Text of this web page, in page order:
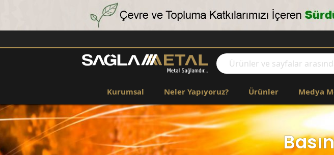
Kurumsal Neler Yapıyoruz? Ürünler Medya